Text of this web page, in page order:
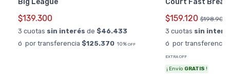
Big League
$139.300
3 cuotas sin interés de $46.433
ó por transferencia $125.370 10% OFF
Court Fast Break
$159.120 $198.900
3 cuotas sin
ó por transferencia
EXTRA OFF
¡ Envío GRATIS !